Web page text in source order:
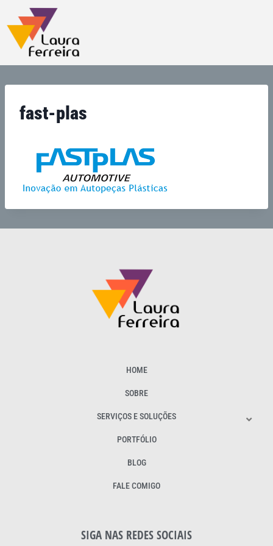
fast-plas
HOME
SOBRE
SERVIÇOS E SOLUÇÕES
PORTFÓLIO
BLOG
FALE COMIGO
SIGA NAS REDES SOCIAIS